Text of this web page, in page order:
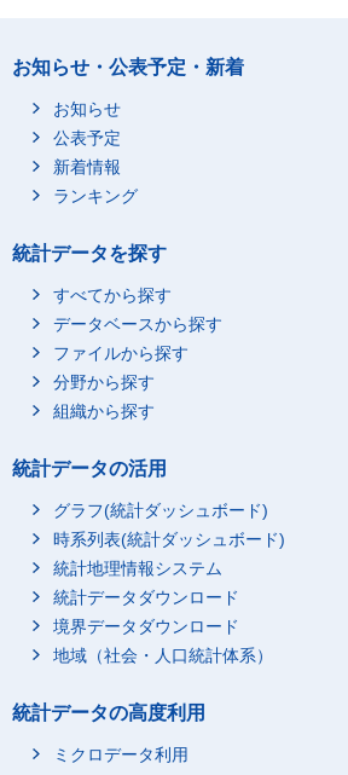
お知らせ・公表予定・新着
お知らせ
公表予定
新着情報
ランキング
統計データを探す
すべてから探す
データベースから探す
ファイルから探す
分野から探す
組織から探す
統計データの活用
グラフ(統計ダッシュボード)
時系列表(統計ダッシュボード)
統計地理情報システム
統計データダウンロード
境界データダウンロード
地域（社会・人口統計体系）
統計データの高度利用
ミクロデータ利用